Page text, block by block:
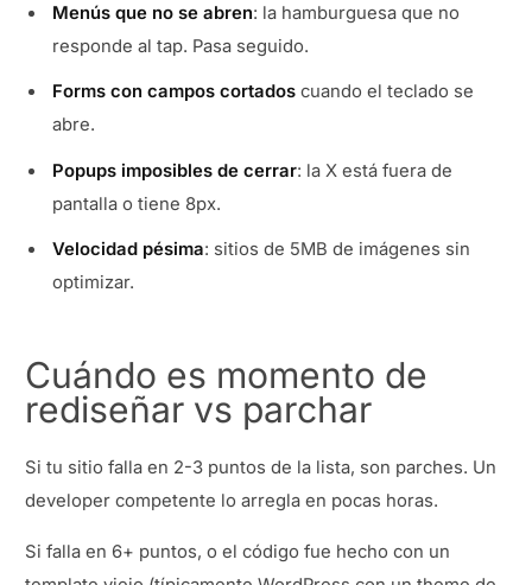
Menús que no se abren: la hamburguesa que no
responde al tap. Pasa seguido.
Forms con campos cortados cuando el teclado se
abre.
Popups imposibles de cerrar: la X está fuera de
pantalla o tiene 8px.
Velocidad pésima: sitios de 5MB de imágenes sin
optimizar.
Cuándo es momento de
rediseñar vs parchar
Si tu sitio falla en 2-3 puntos de la lista, son parches. Un
developer competente lo arregla en pocas horas.
Si falla en 6+ puntos, o el código fue hecho con un